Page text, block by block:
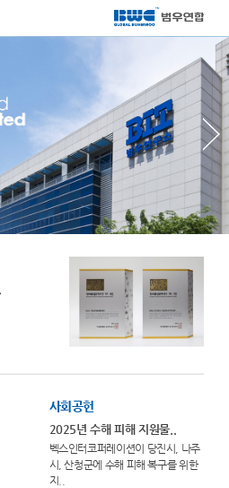
사회공헌
2025년 수해 피해 지원물..
벡스인터코퍼레이션이 당진시, 나주
시, 산청군에 수해 피해 복구를 위한
지..